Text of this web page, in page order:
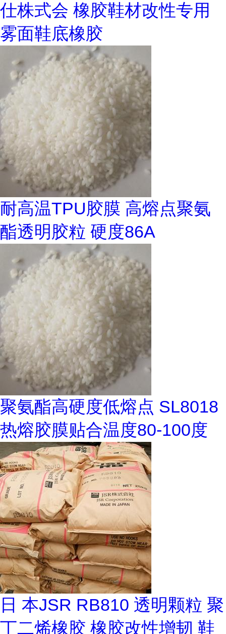
仕株式会 橡胶鞋材改性专用
雾面鞋底橡胶
耐高温TPU胶膜 高熔点聚氨
酯透明胶粒 硬度86A
聚氨酯高硬度低熔点 SL8018
热熔胶膜贴合温度80-100度
日 本JSR RB810 透明颗粒 聚
丁二烯橡胶 橡胶改性增韧 鞋